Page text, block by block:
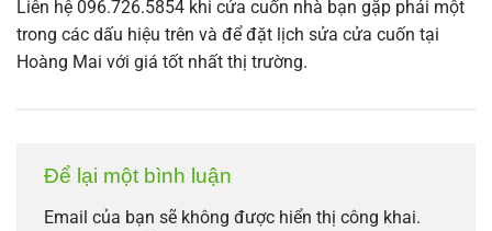
Liên hệ 096.726.5854 khi cửa cuốn nhà bạn gặp phải một
trong các dấu hiệu trên và để đặt lịch sửa cửa cuốn tại
Hoàng Mai với giá tốt nhất thị trường.
Để lại một bình luận
Email của bạn sẽ không được hiển thị công khai.